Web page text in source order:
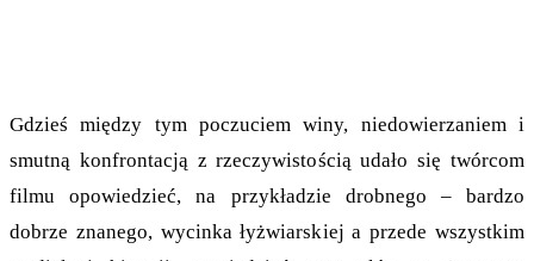
Gdzieś między tym poczuciem winy, niedowierzaniem i
smutną konfrontacją z rzeczywistością udało się twórcom
filmu opowiedzieć, na przykładzie drobnego – bardzo
dobrze znanego, wycinka łyżwiarskiej a przede wszystkim